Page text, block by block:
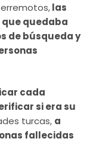
las
quedaba
de búsqueda y
cada
si era su
turcas, a
fallecidas